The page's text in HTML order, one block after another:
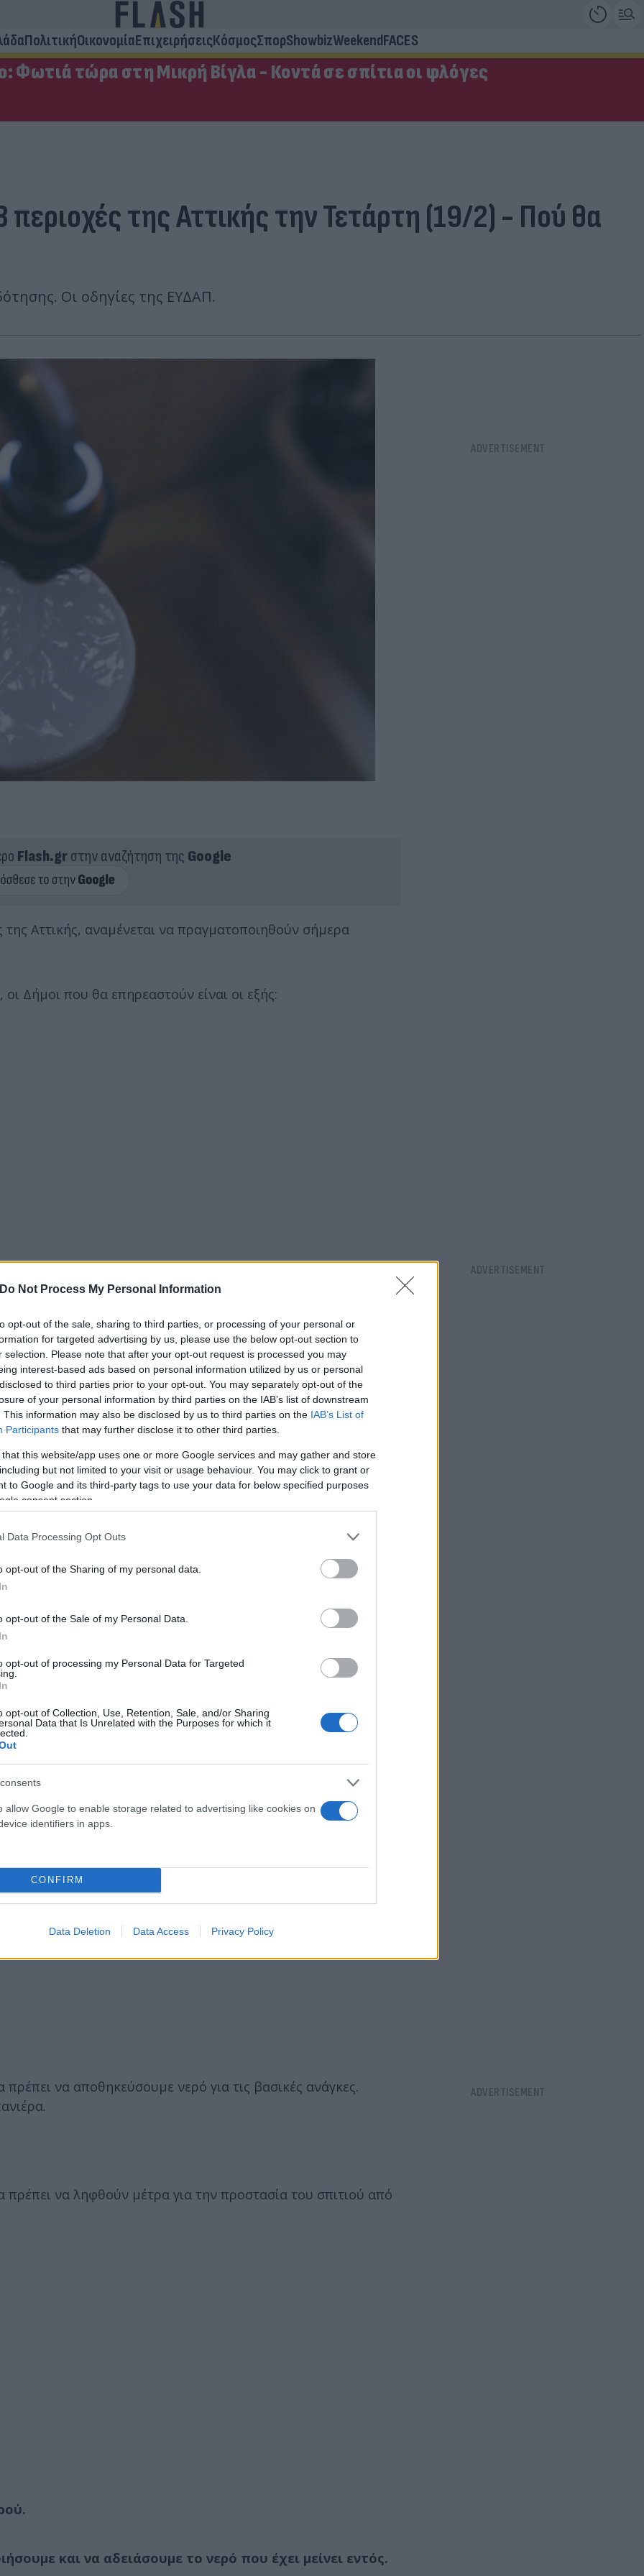
Do Not Process My Personal Information
opt-out of the sale, sharing to third parties, or processing of your personal or
for targeted advertising by us, please use the below opt-out section to
selection. Please note that after your opt-out request is processed you may
interest-based ads based on personal information utilized by us or personal
to third parties prior to your opt-out. You may separately opt-out of the
of your personal information by third parties on the IAB’s list of downstream
This information may also be disclosed by us to third parties on the IAB’s List of
Participants that may further disclose it to other third parties.
that this website/app uses one or more Google services and may gather and store
but not limited to your visit or usage behaviour. You may click to grant or
to Google and its third-party tags to use your data for below specified purposes
consent section.
Data Processing Opt Outs
opt-out of the Sharing of my personal data.
opt-out of the Sale of my Personal Data.
opt-out of processing my Personal Data for Targeted
opt-out of Collection, Use, Retention, Sale, and/or Sharing
Data that Is Unrelated with the Purposes for which it
allow Google to enable storage related to advertising like cookies on
identifiers in apps.
CONFIRM
Data Deletion Data Access Privacy Policy
ΠολιτικήΟικονομίαΕπιχειρήσειςΚόσμοςΣπορShowbizWeekendFACES
Φωτιά τώρα στη Μικρή Βίγλα - Κοντά σε σπίτια οι φλόγες
της Αττικής την Τετάρτη (19/2) - Πού θα
Οι οδηγίες της ΕΥΔΑΠ.
Flash.grστην αναζήτηση της Google
της Αττικής, αναμένεται να πραγματοποιηθούν σήμερα
, οι Δήμοι που θα επηρεαστούν είναι οι εξής:
διακοπή υδροδότησης
ορισμένες βασικές οδηγίες προστατεύοντας τον εαυτό μας
αιτία της διακοπής υδροδότησης. Αυτό μπορεί να συμβεί
ελέγχοντας την ιστοσελίδα της.
να αποθηκεύσουμε νερό για τις βασικές ανάγκες.
να ληφθούν μέτρα για την προστασία του σπιτιού από
και να αδειάσουμε το νερό που έχει μείνει εντός.